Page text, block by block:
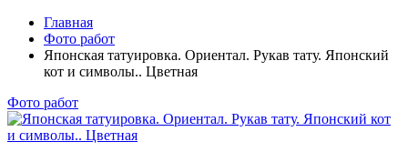
Главная
Фото работ
Японская татуировка. Ориентал. Рукав тату. Японский
кот и символы.. Цветная
Фото работ